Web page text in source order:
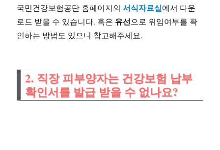
국민건강보험공단 홈페이지의서식자료실에서 다운
로드 받을 수 있습니다. 혹은 유선으로 위임여부를 확
인하는 방법도 있으니 참고해주세요.
2. 직장 피부양자는 건강보험 납부
확인서를 발급 받을 수 없나요?